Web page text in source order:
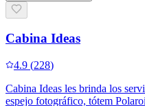
Cabina Ideas
4.9 (228)
Cabina Ideas les brinda los
espejo fotográfico, tótem